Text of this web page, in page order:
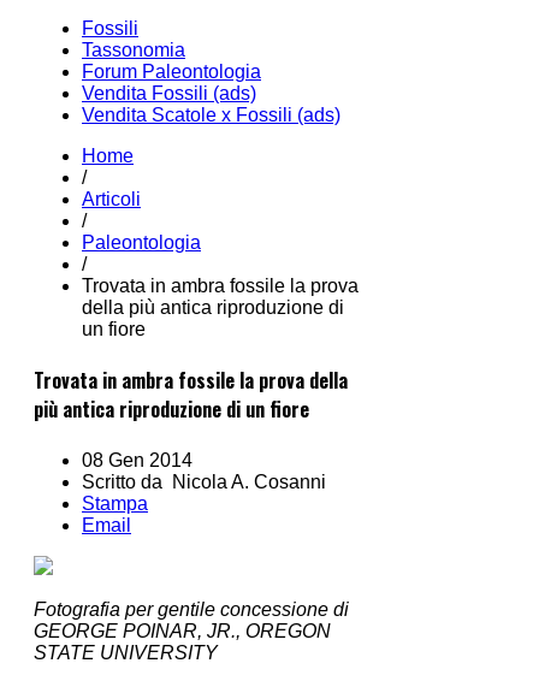
Fossili
Tassonomia
Forum Paleontologia
Vendita Fossili (ads)
Vendita Scatole x Fossili (ads)
Home
/
Articoli
/
Paleontologia
/
Trovata in ambra fossile la prova
della più antica riproduzione di
un fiore
Trovata in ambra fossile la prova della
più antica riproduzione di un fiore
08 Gen 2014
Scritto da Nicola A. Cosanni
Stampa
Email
Fotografia per gentile concessione di
GEORGE POINAR, JR., OREGON
STATE UNIVERSITY